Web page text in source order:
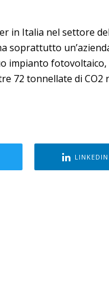
in Italia nel settore
soprattutto
impianto
72 tonnellate di CO2
LINKEDIN